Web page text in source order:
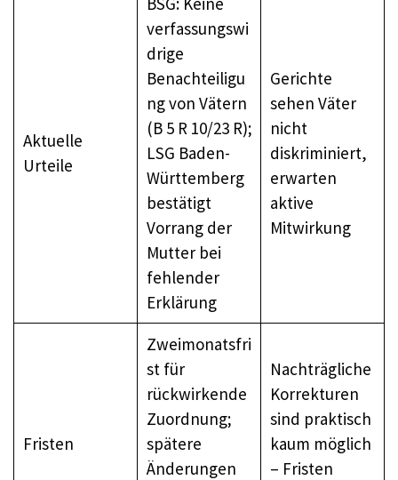
Aktuelle
Urteile
verfassungswi
drige
Benachteiligu
ng von Vätern
(B 5 R 10/23 R);
LSG Baden-
Württemberg
bestätigt
Vorrang der
Mutter bei
fehlender
Erklärung
Gerichte
sehen Väter
nicht
diskriminiert,
erwarten
aktive
Mitwirkung
Fristen
Zweimonatsfri
st für
rückwirkende
Zuordnung;
spätere
Änderungen
Nachträgliche
Korrekturen
sind praktisch
kaum möglich
– Fristen